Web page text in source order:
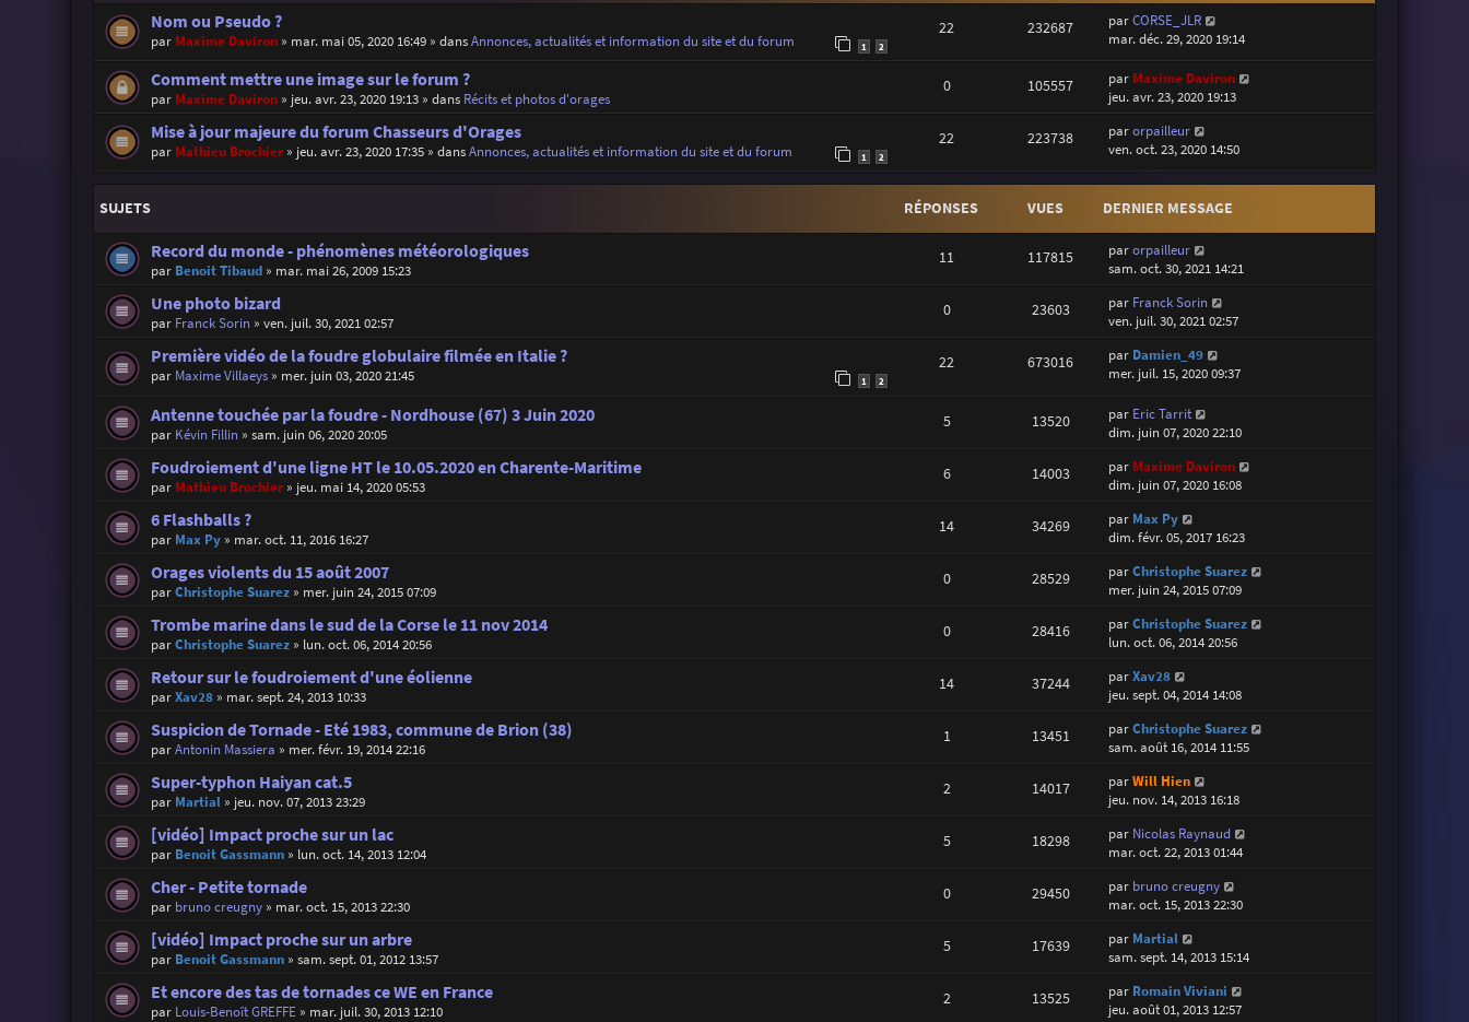
Nom ou Pseudo ?
par Maxime Daviron» mar. mai 05, 2020 16:49» dansAnnonces, actualités et information du site et du forum 1 2
22 232687 parCORSE_JLR
mar. déc. 29, 2020 19:14
Comment mettre une image sur le forum ?
par Maxime Daviron» jeu. avr. 23, 2020 19:13» dans Récits et photos d'orages
0 105557 par Maxime Daviron
jeu. avr. 23, 2020 19:13
Mise à jour majeure du forum Chasseurs d'Orages
par Mathieu Brochier» jeu. avr. 23, 2020 17:35» dansAnnonces, actualités et information du site et du forum 1 2
22 223738 parorpailleur
ven. oct. 23, 2020 14:50
SUJETS RÉPONSES VUES DERNIER MESSAGE
Record du monde - phénomènes météorologiques
par Benoit Tibaud» mar. mai 26, 2009 15:23
11 117815 parorpailleur
sam. oct. 30, 2021 14:21
Une photo bizard
par Franck Sorin» ven. juil. 30, 2021 02:57
0 23603 par Franck Sorin
ven. juil. 30, 2021 02:57
Première vidéo de la foudre globulaire filmée en Italie ?
par Maxime Villaeys» mer. juin 03, 2020 21:45 1 2
22 673016 par Damien_49
mer. juil. 15, 2020 09:37
Antenne touchée par la foudre - Nordhouse (67) 3 Juin 2020
par Kévin Fillin» sam. juin 06, 2020 20:05
5 13520 par Eric Tarrit
dim. juin 07, 2020 22:10
Foudroiement d'une ligne HT le 10.05.2020 en Charente-Maritime
par Mathieu Brochier» jeu. mai 14, 2020 05:53
6 14003 par Maxime Daviron
dim. juin 07, 2020 16:08
6 Flashballs ?
par Max Py» mar. oct. 11, 2016 16:27
14 34269 par Max Py
dim. févr. 05, 2017 16:23
Orages violents du 15 août 2007
parChristophe Suarez» mer. juin 24, 2015 07:09
0 28529 parChristophe Suarez
mer. juin 24, 2015 07:09
Trombe marine dans le sud de la Corse le 11 nov 2014
parChristophe Suarez» lun. oct. 06, 2014 20:56
0 28416 parChristophe Suarez
lun. oct. 06, 2014 20:56
Retour sur le foudroiement d'une éolienne
parXav28» mar. sept. 24, 2013 10:33
14 37244 parXav28
jeu. sept. 04, 2014 14:08
Suspicion de Tornade - Eté 1983, commune de Brion (38)
parAntonin Massiera » mer. févr. 19, 2014 22:16
1 13451 parChristophe Suarez
sam. août 16, 2014 11:55
Super-typhon Haiyan cat.5
par Martial» jeu. nov. 07, 2013 23:29
2 14017 parWill Hien
jeu. nov. 14, 2013 16:18
[vidéo] Impact proche sur un lac
par Benoit Gassmann» lun. oct. 14, 2013 12:04
5 18298 par Nicolas Raynaud
mar. oct. 22, 2013 01:44
Cher - Petite tornade
par bruno creugny» mar. oct. 15, 2013 22:30
0 29450 par bruno creugny
mar. oct. 15, 2013 22:30
[vidéo] Impact proche sur un arbre
par Benoit Gassmann» sam. sept. 01, 2012 13:57
5 17639 par Martial
sam. sept. 14, 2013 15:14
Et encore des tas de tornades ce WE en France
par Louis-Benoît GREFFE» mar. juil. 30, 2013 12:10
2 13525 par Romain Viviani
jeu. août 01, 2013 12:57